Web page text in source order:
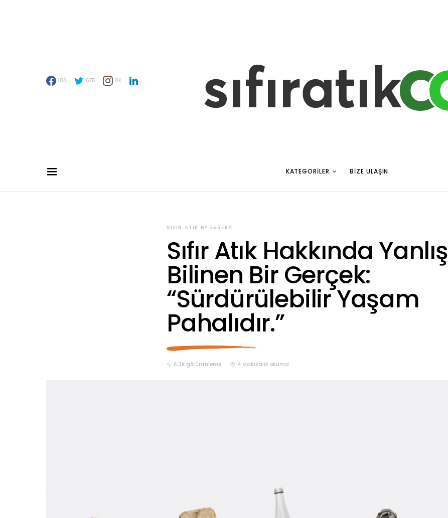
183 675 8K
KATEGORILER BIZE ULAŞIN
SIFIR ATIK BY EVREKA
Sıfır Atık Hakkında Yanlış
Bilinen Bir Gerçek:
“Sürdürülebilir Yaşam
Pahalıdır.”
6,3K görüntüleme 4 dakikalık okuma